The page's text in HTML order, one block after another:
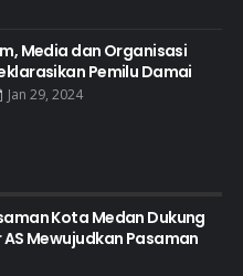
Media dan Organisasi
Pemilu Damai
Jan 29, 2024
Kota Medan Dukung
Mewujudkan Pasaman